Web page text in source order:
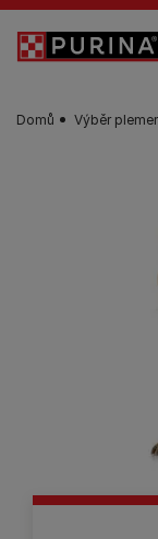
Skip to main
Domů Výběr